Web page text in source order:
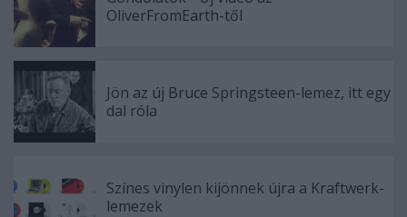
OliverFromEarth-től
Jön az új Bruce Springsteen-lemez, itt egy
dal róla
Színes vinylen kijönnek újra a Kraftwerk-
lemezek